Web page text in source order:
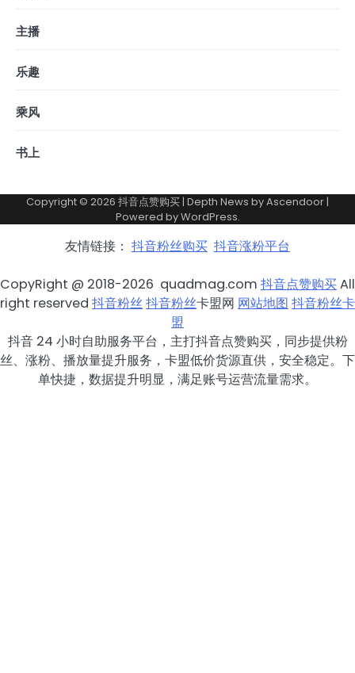
主播
乐趣
乘风
书上
Copyright © 2026 抖音点赞购买| Depth News byAscendoor|
Powered byWordPress.
友情链接： 抖音粉丝购买 抖音涨粉平台
CopyRight @ 2018-2026 quadmag.com 抖音点赞购买All
right reserved 抖音粉丝抖音粉丝卡盟网 网站地图 抖音粉丝卡
盟
抖音 24 小时自助服务平台，主打抖音点赞购买，同步提供粉
丝、涨粉、播放量提升服务，卡盟低价货源直供，安全稳定。下
单快捷，数据提升明显，满足账号运营流量需求。